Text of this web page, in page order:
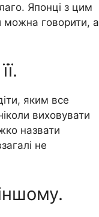
Японці з цим
можна говорити, а
яким все
виховувати
назвати
не